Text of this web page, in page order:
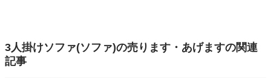
3人掛けソファ(ソファ)の売ります・あげますの関連
記事